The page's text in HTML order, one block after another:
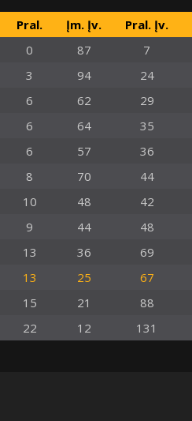
Pral. Įm. Įv. Pral. Įv.
0 87 7
3 94 24
6 62 29
6 64 35
6 57 36
8 70 44
10 48 42
9 44 48
13 36 69
13 25 67
15 21 88
22 12 131